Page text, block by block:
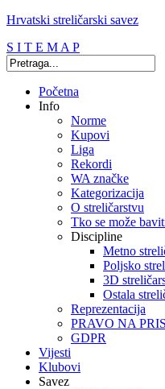
Hrvatski streličarski savez
S I T E M A P
Početna
Info
Norme
Kupovi
Liga
Rekordi
WA značke
Kategorizacija
O streličarstvu
Tko se može
Discipline
Metno
Poljsko
3D
Ostala
Reprezentacija
PRAVO NA
GDPR
Vijesti
Klubovi
Savez